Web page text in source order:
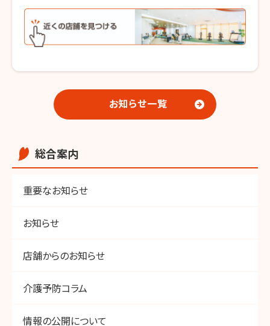
お知らせ一覧
総合案内
重要なお知らせ
お知らせ
店舗からのお知らせ
介護予防コラム
情報の公開について